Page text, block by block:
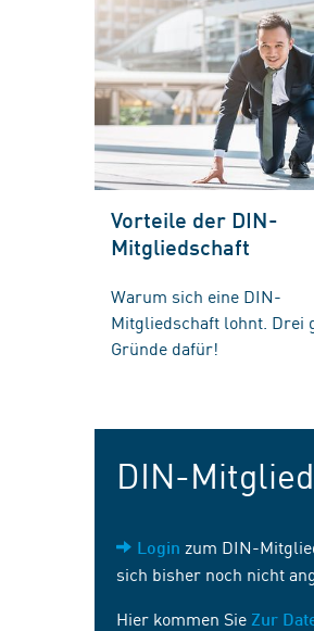
Vorteile der DIN-
Mitgliedschaft
Warum sich eine DIN-
Mitgliedschaft lohnt. Drei
Gründe dafür!
DIN-
Login zum DIN-
sich bisher noch nicht
Hier kommen Sie Zur